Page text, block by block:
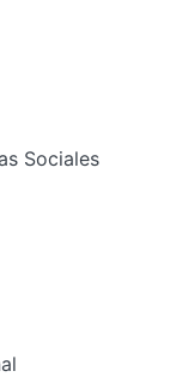
Sociales